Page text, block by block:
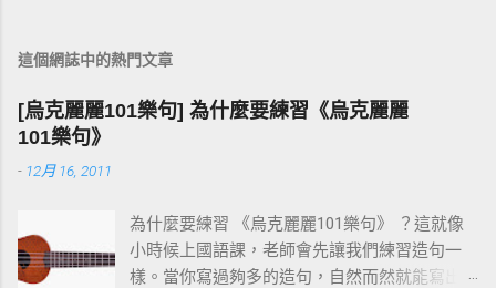
這個網誌中的熱門文章
[烏克麗麗101樂句] 為什麼要練習《烏克麗麗
101樂句》
- 12月 16, 2011
為什麼要練習 《烏克麗麗101樂句》 ？這就像
小時候上國語課，老師會先讓我們練習造句一
樣。當你寫過夠多的造句，自然而然就能寫出